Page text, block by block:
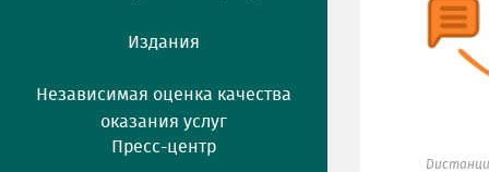
Издания
Независимая оценка качества
оказания услуг
Пресс-центр